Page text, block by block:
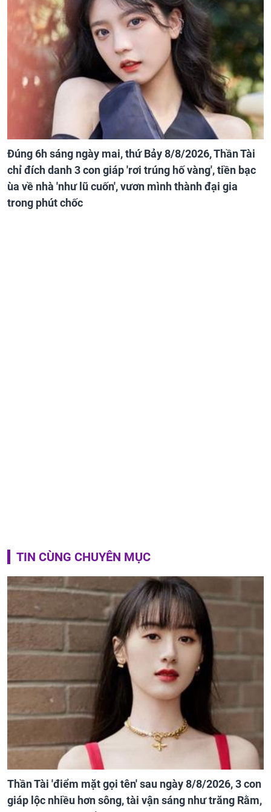
Đúng 6h sáng ngày mai, thứ Bảy 8/8/2026, Thần Tài
chỉ đích danh 3 con giáp 'rơi trúng hố vàng', tiền bạc
ùa về nhà 'như lũ cuốn', vươn mình thành đại gia
trong phút chốc
TIN CÙNG CHUYÊN MỤC
Thần Tài 'điểm mặt gọi tên' sau ngày 8/8/2026, 3 con
giáp lộc nhiều hơn sông, tài vận sáng như trăng Rằm,